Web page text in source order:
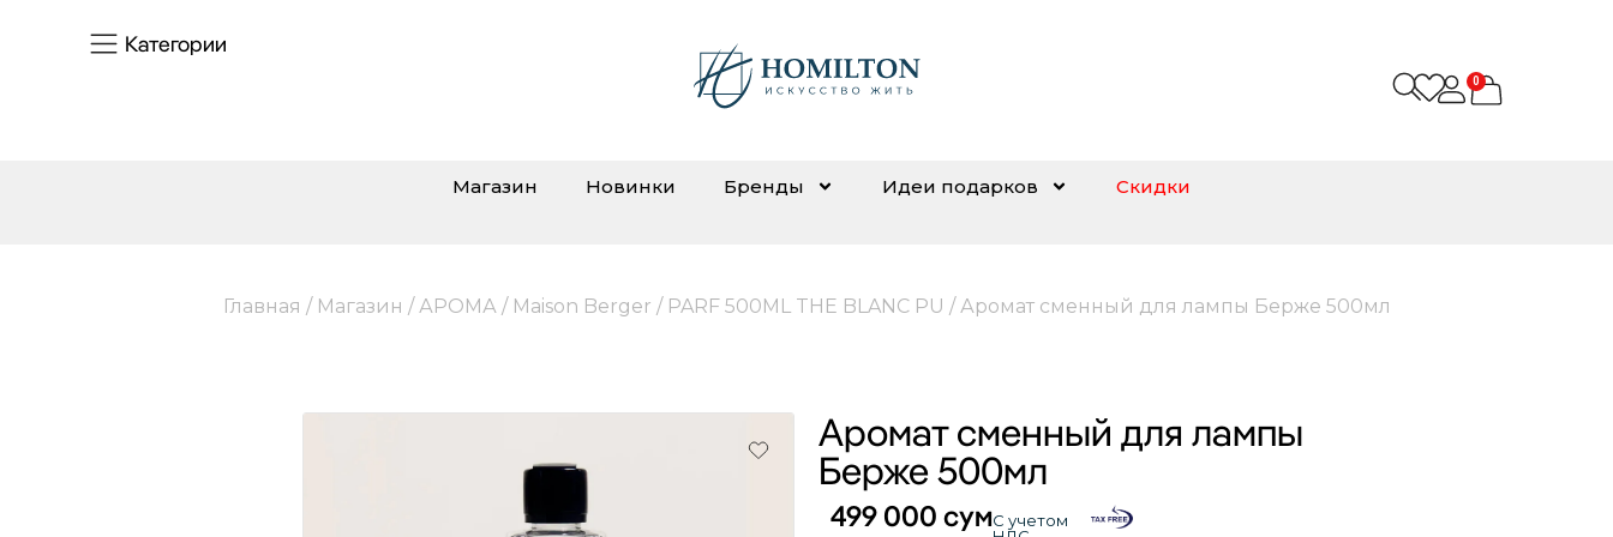
Категории
0
Магазин Новинки Бренды Идеи подарков Скидки
Главная / Магазин / АРОМА/ Maison Berger / PARF 500ML THE BLANC PU / Аромат сменный для лампы Берже 500мл
Аромат сменный для лампы
Берже 500мл
499 000 сумС учетом